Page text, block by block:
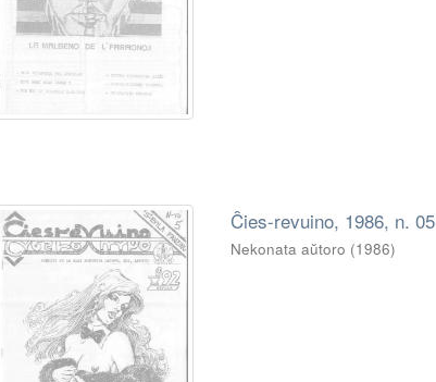
Ĉies-revuino, 1986, n. 05
Nekonata aŭtoro (1986)